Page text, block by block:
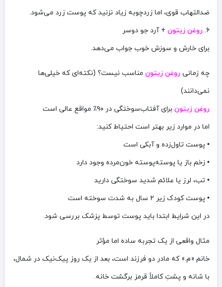
ضدالتهاب قوی، اما زردچوبه زیاد نزنید که پوست زرد می‌شود.
۶. روغن زیتون + آرد جو دوسر
برای خارش و سوزش خوب جواب می‌دهد.
چه زمانی روغن زیتون مناسب نیست؟ (نکته‌ای که خیلی‌ها
نمی‌دانند)
روغن زیتون برای آفتاب‌سوختگی در ۹۰٪ مواقع عالی است
اما در موارد زیر بهتر است احتیاط کنید:
• پوست تاول‌زده و آبکی است
• زخم باز یا پوسته‌پوسته خون‌مرده وجود دارد
• تب، لرز یا علائم شدید سوختگی دارید
• پوست کودک زیر ۲ سال به شدت سوخته است
در این شرایط ابتدا باید پوست توسط پزشک بررسی شود.
مثال واقعی از یک تجربه ساده اما مؤثر
خانم «م.» که مادر دو فرزند است، بعد از یک روز پیک‌نیک در شمال،
با شانه و پشتِ کاملاً قرمز برگشت خانه.